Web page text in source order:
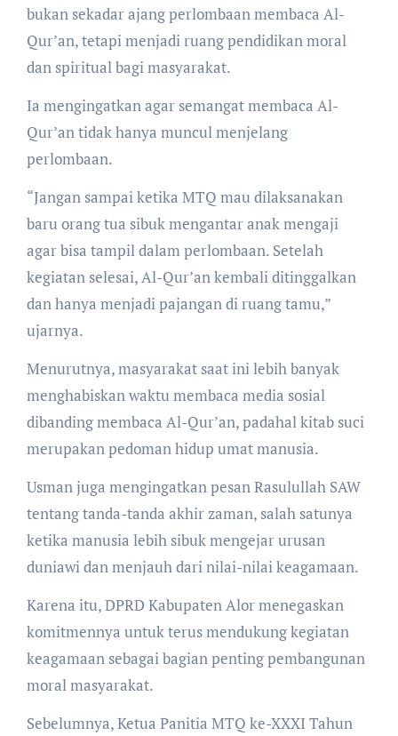
bukan sekadar ajang perlombaan membaca Al-
Qur’an, tetapi menjadi ruang pendidikan moral
dan spiritual bagi masyarakat.
Ia mengingatkan agar semangat membaca Al-
Qur’an tidak hanya muncul menjelang
perlombaan.
“Jangan sampai ketika MTQ mau dilaksanakan
baru orang tua sibuk mengantar anak mengaji
agar bisa tampil dalam perlombaan. Setelah
kegiatan selesai, Al-Qur’an kembali ditinggalkan
dan hanya menjadi pajangan di ruang tamu,”
ujarnya.
Menurutnya, masyarakat saat ini lebih banyak
menghabiskan waktu membaca media sosial
dibanding membaca Al-Qur’an, padahal kitab suci
merupakan pedoman hidup umat manusia.
Usman juga mengingatkan pesan Rasulullah SAW
tentang tanda-tanda akhir zaman, salah satunya
ketika manusia lebih sibuk mengejar urusan
duniawi dan menjauh dari nilai-nilai keagamaan.
Karena itu, DPRD Kabupaten Alor menegaskan
komitmennya untuk terus mendukung kegiatan
keagamaan sebagai bagian penting pembangunan
moral masyarakat.
Sebelumnya, Ketua Panitia MTQ ke-XXXI Tahun